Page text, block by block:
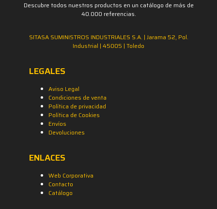
Descubre todos nuestros productos en un catálogo de más de
40.000 referencias.
SITASA SUMINISTROS INDUSTRIALES S.A. | Jarama 52, Pol.
Industrial | 45005 | Toledo
LEGALES
Aviso Legal
Condiciones de venta
Política de privacidad
Política de Cookies
Envíos
Devoluciones
ENLACES
Web Corporativa
Contacto
Catálogo